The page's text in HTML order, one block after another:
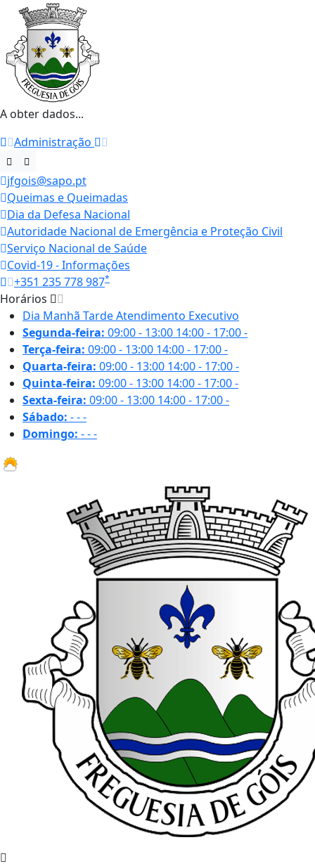
A obter dados...
Administração
jfgois@sapo.pt
Queimas e Queimadas
Dia da Defesa Nacional
Autoridade Nacional de Emergência e Proteção Civil
Serviço Nacional de Saúde
Covid-19 - Informações
+351 235 778 987*
Horários
Dia Manhã TardeAtendimento Executivo
Segunda-feira: 09:00 - 13:00 14:00 - 17:00-
Terça-feira: 09:00 - 13:00 14:00 - 17:00-
Quarta-feira: 09:00 - 13:00 14:00 - 17:00-
Quinta-feira: 09:00 - 13:00 14:00 - 17:00-
Sexta-feira: 09:00 - 13:00 14:00 - 17:00-
Sábado: ---
Domingo: ---